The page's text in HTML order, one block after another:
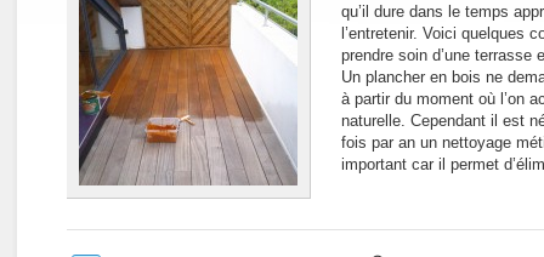
qu’il dure dans le temps
l’entretenir. Voici quelques
prendre soin d’une
Un plancher en bois ne
à partir du moment où l’on
naturelle. Cependant il est
fois par an un nettoyage
important car il permet